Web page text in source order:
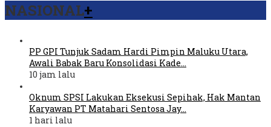
NASIONAL+
PP GPI Tunjuk Sadam Hardi Pimpin Maluku Utara,
Awali Babak Baru Konsolidasi Kade…
10 jam lalu
Oknum SPSI Lakukan Eksekusi Sepihak, Hak Mantan
Karyawan PT Matahari Sentosa Jay…
1 hari lalu